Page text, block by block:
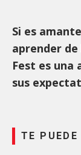
Si es
aprender
Fest es una
sus
TE PUEDE